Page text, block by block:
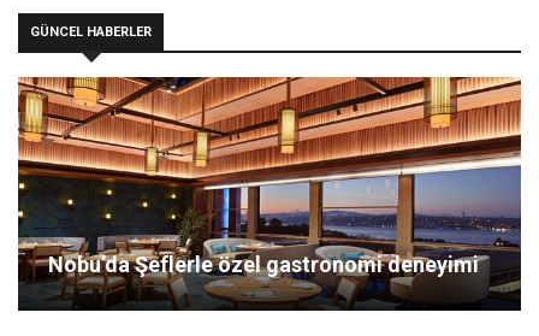
GÜNCEL HABERLER
Nobu’da Şeflerle özel gastronomi deneyimi